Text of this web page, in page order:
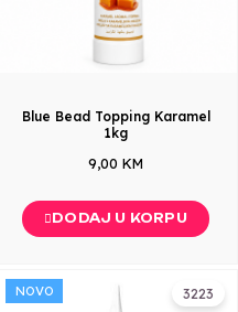
Blue Bead Topping Karamel
1kg
9,00 KM
DODAJ U KORPU
3223
NOVO